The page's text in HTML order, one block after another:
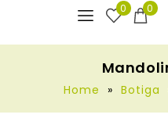
0
0
Home » Botiga